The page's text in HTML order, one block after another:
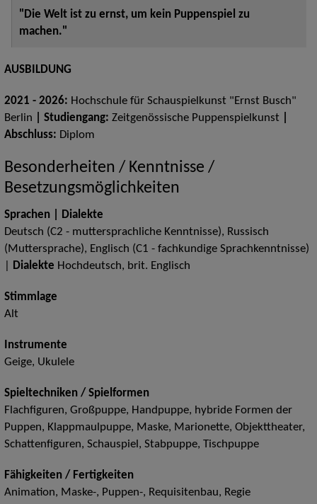
"Die Welt ist zu ernst, um kein Puppenspiel zu
machen."
AUSBILDUNG
2021 - 2026: Hochschule für Schauspielkunst "Ernst Busch"
Berlin | Studiengang: Zeitgenössische Puppenspielkunst|
Abschluss: Diplom
Besonderheiten / Kenntnisse /
Besetzungsmöglichkeiten
Sprachen | Dialekte
Deutsch (C2 - muttersprachliche Kenntnisse), Russisch
(Muttersprache), Englisch (C1 - fachkundige Sprachkenntnisse)
Dialekte Hochdeutsch, brit. Englisch
Stimmlage
Alt
Instrumente
Geige, Ukulele
Spieltechniken / Spielformen
Flachfiguren, Großpuppe, Handpuppe, hybride Formen der
Puppen, Klappmaulpuppe, Maske, Marionette, Objekttheater,
Schattenfiguren, Schauspiel, Stabpuppe, Tischpuppe
Fähigkeiten / Fertigkeiten
Animation, Maske-, Puppen-, Requisitenbau, Regie